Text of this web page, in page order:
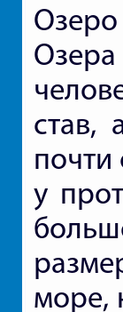
став,
почти
у
море,